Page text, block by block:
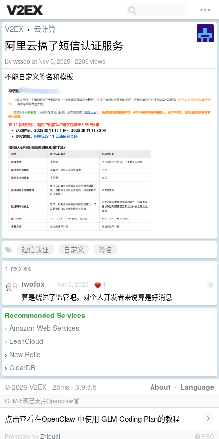
V2EX › 云计算
阿里云搞了短信认证服务
Bywsseoat Nov 5, 2025 · 2206 views
不能自定义签名和模板
短信认证 自定义
签名
1 replies
1
twofox Nov 6, 2025 1
算是绕过了监管吧。对个人开发者来说算是好消息
Recommended Services
› Amazon Web Services
› LeanCloud
› New Relic
› ClearDB
About · Language
© 2026 V2EX · 28ms · 3.9.8.5
GLM-5现已支持Openclaw🦞
点击查看在OpenClaw 中使用 GLM Coding Plan的教程 ›
Promoted byZhipuai PRO